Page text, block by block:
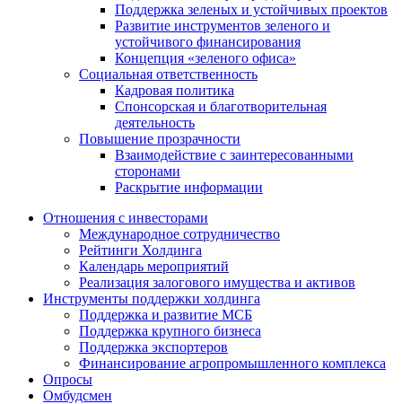
Поддержка зеленых и устойчивых проектов
Развитие инструментов зеленого и
устойчивого финансирования
Концепция «зеленого офиса»
Социальная ответственность
Кадровая политика
Спонсорская и благотворительная
деятельность
Повышение прозрачности
Взаимодействие с заинтересованными
сторонами
Раскрытие информации
Отношения с инвесторами
Международное сотрудничество
Рейтинги Холдинга
Календарь мероприятий
Реализация залогового имущества и активов
Инструменты поддержки холдинга
Поддержка и развитие МСБ
Поддержка крупного бизнеса
Поддержка экспортеров
Финансирование агропромышленного комплекса
Опросы
Омбудсмен